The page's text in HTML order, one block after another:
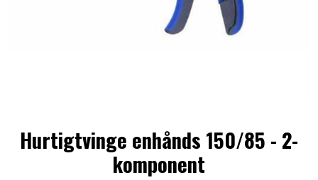
Hurtigtvinge enhånds 150/85 - 2-
komponent